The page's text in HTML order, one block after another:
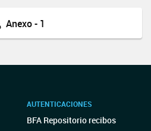
Anexo - 1
AUTENTICACIONES
BFA Repositorio recibos